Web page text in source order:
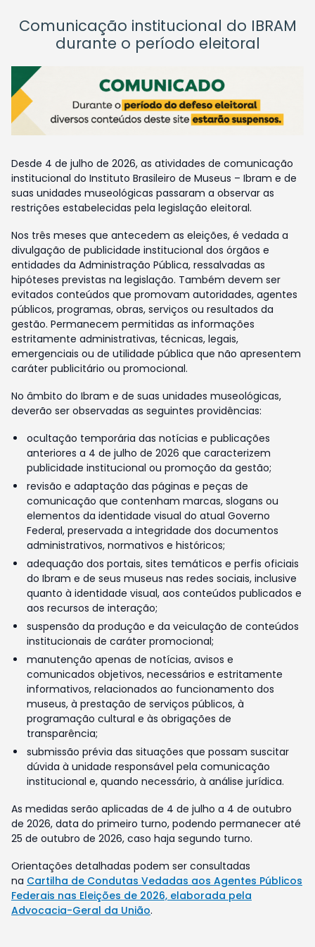
Comunicação institucional do IBRAM
durante o período eleitoral
Desde 4 de julho de 2026, as atividades de comunicação
institucional do Instituto Brasileiro de Museus – Ibram e de
suas unidades museológicas passaram a observar as
restrições estabelecidas pela legislação eleitoral.
Nos três meses que antecedem as eleições, é vedada a
divulgação de publicidade institucional dos órgãos e
entidades da Administração Pública, ressalvadas as
hipóteses previstas na legislação. Também devem ser
evitados conteúdos que promovam autoridades, agentes
públicos, programas, obras, serviços ou resultados da
gestão. Permanecem permitidas as informações
estritamente administrativas, técnicas, legais,
emergenciais ou de utilidade pública que não apresentem
caráter publicitário ou promocional.
No âmbito do Ibram e de suas unidades museológicas,
deverão ser observadas as seguintes providências:
ocultação temporária das notícias e publicações
anteriores a 4 de julho de 2026 que caracterizem
publicidade institucional ou promoção da gestão;
revisão e adaptação das páginas e peças de
comunicação que contenham marcas, slogans ou
elementos da identidade visual do atual Governo
Federal, preservada a integridade dos documentos
administrativos, normativos e históricos;
adequação dos portais, sites temáticos e perfis oficiais
do Ibram e de seus museus nas redes sociais, inclusive
quanto à identidade visual, aos conteúdos publicados e
aos recursos de interação;
suspensão da produção e da veiculação de conteúdos
institucionais de caráter promocional;
manutenção apenas de notícias, avisos e
comunicados objetivos, necessários e estritamente
informativos, relacionados ao funcionamento dos
museus, à prestação de serviços públicos, à
programação cultural e às obrigações de
transparência;
submissão prévia das situações que possam suscitar
dúvida à unidade responsável pela comunicação
institucional e, quando necessário, à análise jurídica.
As medidas serão aplicadas de 4 de julho a 4 de outubro
de 2026, data do primeiro turno, podendo permanecer até
25 de outubro de 2026, caso haja segundo turno.
Orientações detalhadas podem ser consultadas
na Cartilha de Condutas Vedadas aos Agentes Públicos
Federais nas Eleições de 2026, elaborada pela
Advocacia-Geral da União.